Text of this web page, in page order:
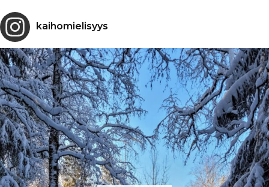
kaihomielisyys